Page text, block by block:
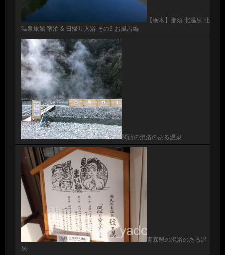
【栃木】那須 北温泉 北
温泉旅館 宿泊 & 日帰り入浴 その3 お風呂編
関西の混浴のある温泉
青森県の混浴のある温
泉